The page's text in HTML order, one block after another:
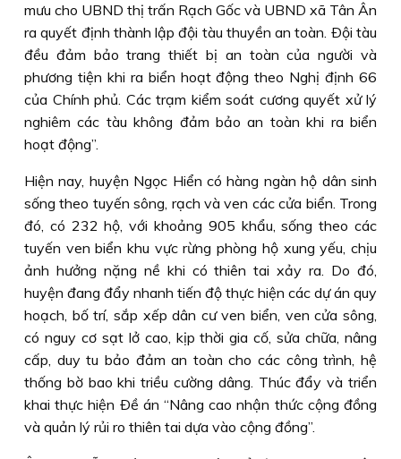
mưu cho UBND thị trấn Rạch Gốc và UBND xã Tân Ân
ra quyết định thành lập đội tàu thuyền an toàn. Ðội tàu
đều đảm bảo trang thiết bị an toàn của người và
phương tiện khi ra biển hoạt động theo Nghị định 66
của Chính phủ. Các trạm kiểm soát cương quyết xử lý
nghiêm các tàu không đảm bảo an toàn khi ra biển
hoạt động”.
Hiện nay, huyện Ngọc Hiển có hàng ngàn hộ dân sinh
sống theo tuyến sông, rạch và ven các cửa biển. Trong
đó, có 232 hộ, với khoảng 905 khẩu, sống theo các
tuyến ven biển khu vực rừng phòng hộ xung yếu, chịu
ảnh hưởng nặng nề khi có thiên tai xảy ra. Do đó,
huyện đang đẩy nhanh tiến độ thực hiện các dự án quy
hoạch, bố trí, sắp xếp dân cư ven biển, ven cửa sông,
có nguy cơ sạt lở cao, kịp thời gia cố, sửa chữa, nâng
cấp, duy tu bảo đảm an toàn cho các công trình, hệ
thống bờ bao khi triều cường dâng. Thúc đẩy và triển
khai thực hiện Ðề án “Nâng cao nhận thức cộng đồng
và quản lý rủi ro thiên tai dựa vào cộng đồng”.